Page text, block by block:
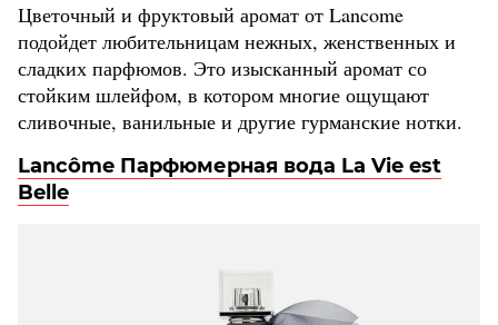
Цветочный и фруктовый аромат от Lancome
подойдет любительницам нежных, женственных и
сладких парфюмов. Это изысканный аромат со
стойким шлейфом, в котором многие ощущают
сливочные, ванильные и другие гурманские нотки.
Lancôme Парфюмерная вода La Vie est
Belle